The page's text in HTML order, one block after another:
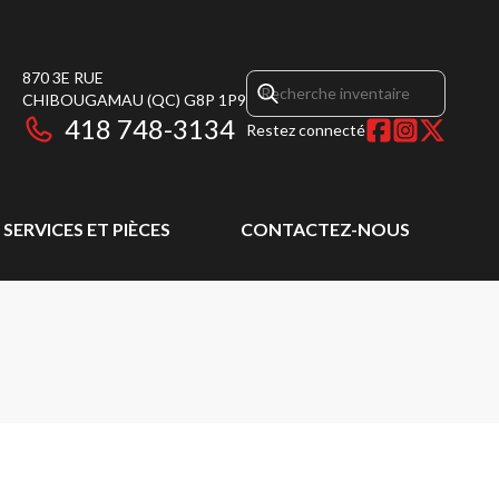
870 3E RUE
CHIBOUGAMAU (QC) G8P 1P9
418 748-3134 Restez connecté
SERVICES ET PIÈCES CONTACTEZ-NOUS